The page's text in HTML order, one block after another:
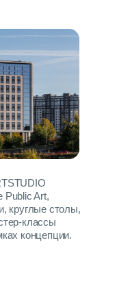
Public Art,
круглые столы,
классы
концепции.